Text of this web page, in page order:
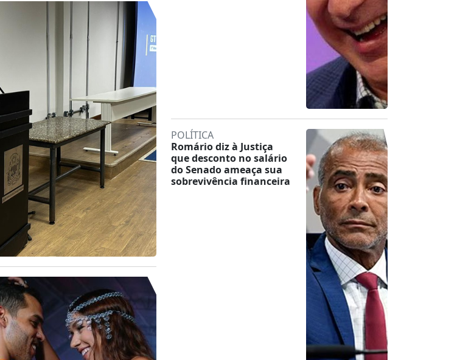
POLÍTICA
Romário diz à Justiça
que desconto no salário
do Senado ameaça sua
sobrevivência financeira